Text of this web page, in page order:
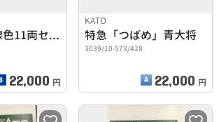
201系中央線色11両セット
22,000 円
KATO
特急「つばめ」青大将
3039/10-573/428
22,000 円